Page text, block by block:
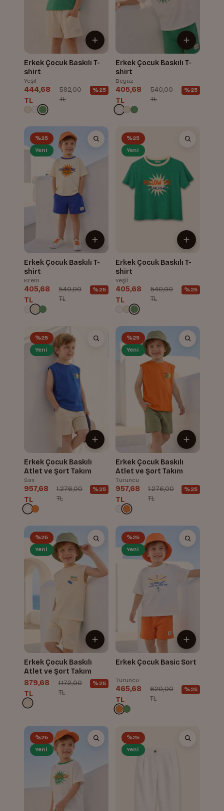
Erkek Çocuk Baskılı T-
shirt
Yeşil
444,68
TL
592,00
TL
%25
Erkek Çocuk Baskılı T-
shirt
Beyaz
405,68
TL
540,00
TL
%25
%25
Yeni
Erkek Çocuk Baskılı T-
shirt
Krem
405,68
TL
540,00
TL
%25
%25
Yeni
Erkek Çocuk Baskılı T-
shirt
Yeşil
405,68
TL
540,00
TL
%25
%25
Yeni
Erkek Çocuk Baskılı
Atlet ve Şort Takım
Sax
957,68
TL
1.276,00
TL
%25
%25
Yeni
Erkek Çocuk Baskılı
Atlet ve Şort Takım
Turuncu
957,68
TL
1.276,00
TL
%25
%25
Yeni
Erkek Çocuk Baskılı
Atlet ve Şort Takım
879,68
TL
1.172,00
TL
%25
%25
Yeni
Erkek Çocuk Basic Sort
Turuncu
465,68
TL
620,00
TL
%25
%25
Yeni
%25
Yeni